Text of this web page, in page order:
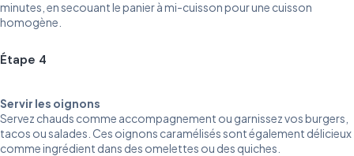
minutes, en secouant le panier à mi-cuisson pour une cuisson
homogène.
Étape 4
Servir les oignons
Servez chauds comme accompagnement ou garnissez vos burgers,
tacos ou salades. Ces oignons caramélisés sont également délicieux
comme ingrédient dans des omelettes ou des quiches.